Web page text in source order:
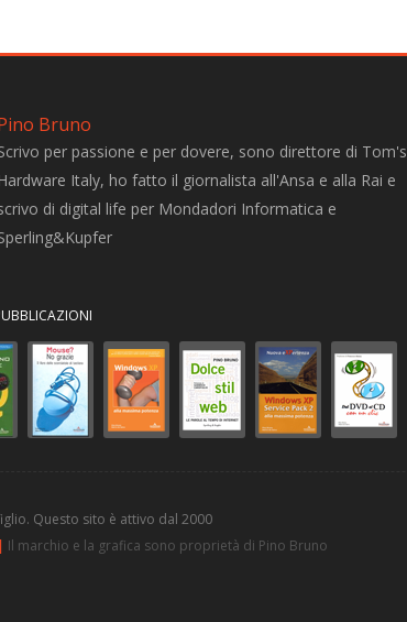
Bruno
per passione e per dovere, sono direttore di Tom's
Hardware Italy, ho fatto il giornalista all'Ansa e alla Rai e
di digital life per Mondadori Informatica e
Questo sito è attivo dal 2000
Il marchio e la grafica sono proprietà di Pino Bruno